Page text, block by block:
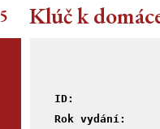
Klúč k
ID:
Rok vydání: